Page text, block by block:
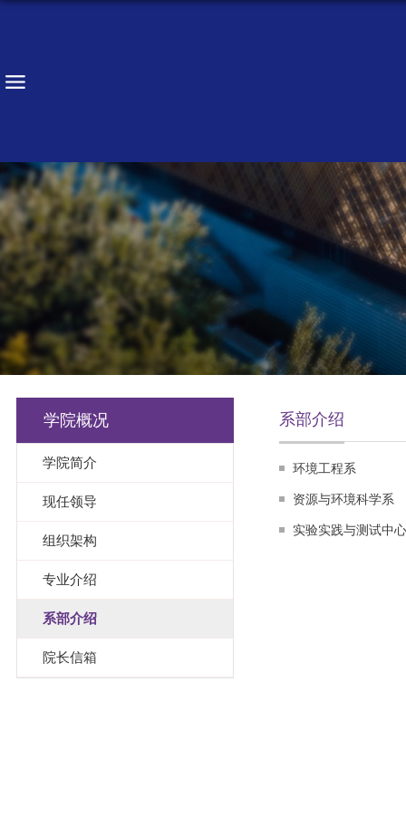
学院概况
学院简介
现任领导
组织架构
专业介绍
系部介绍
院长信箱
系部介绍
环境工程系
资源与环境科学系
实验实践与测试中心